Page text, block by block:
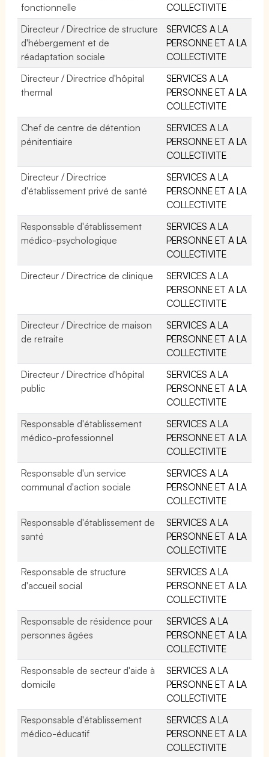
fonctionnelle
COLLECTIVITE
Directeur / Directrice de structure
d'hébergement et de
réadaptation sociale
SERVICES A LA
PERSONNE ET A LA
COLLECTIVITE
Directeur / Directrice d'hôpital
thermal
SERVICES A LA
PERSONNE ET A LA
COLLECTIVITE
Chef de centre de détention
pénitentiaire
SERVICES A LA
PERSONNE ET A LA
COLLECTIVITE
Directeur / Directrice
d'établissement privé de santé
SERVICES A LA
PERSONNE ET A LA
COLLECTIVITE
Responsable d'établissement
médico-psychologique
SERVICES A LA
PERSONNE ET A LA
COLLECTIVITE
Directeur / Directrice de clinique
SERVICES A LA
PERSONNE ET A LA
COLLECTIVITE
Directeur / Directrice de maison
de retraite
SERVICES A LA
PERSONNE ET A LA
COLLECTIVITE
Directeur / Directrice d'hôpital
public
SERVICES A LA
PERSONNE ET A LA
COLLECTIVITE
Responsable d'établissement
médico-professionnel
SERVICES A LA
PERSONNE ET A LA
COLLECTIVITE
Responsable d'un service
communal d'action sociale
SERVICES A LA
PERSONNE ET A LA
COLLECTIVITE
Responsable d'établissement de
santé
SERVICES A LA
PERSONNE ET A LA
COLLECTIVITE
Responsable de structure
d'accueil social
SERVICES A LA
PERSONNE ET A LA
COLLECTIVITE
Responsable de résidence pour
personnes âgées
SERVICES A LA
PERSONNE ET A LA
COLLECTIVITE
Responsable de secteur d'aide à
domicile
SERVICES A LA
PERSONNE ET A LA
COLLECTIVITE
Responsable d'établissement
médico-éducatif
SERVICES A LA
PERSONNE ET A LA
COLLECTIVITE